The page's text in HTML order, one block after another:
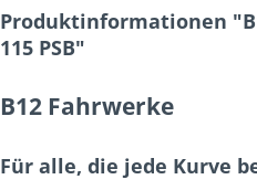
Produktinformationen
115 PSB"
B12 Fahrwerke
Für alle, die jede Kurve